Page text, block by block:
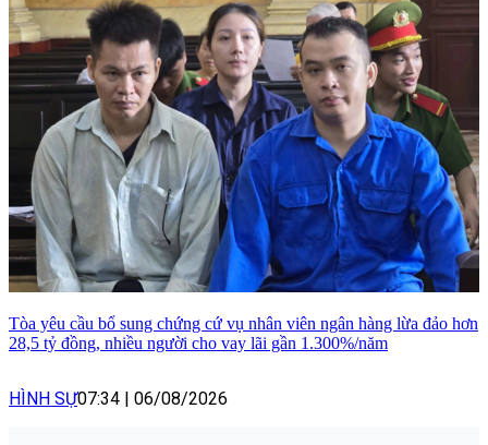
Tòa yêu cầu bổ sung chứng cứ vụ nhân viên ngân hàng lừa đảo hơn
28,5 tỷ đồng, nhiều người cho vay lãi gần 1.300%/năm
HÌNH SỰ07:34 06/08/2026